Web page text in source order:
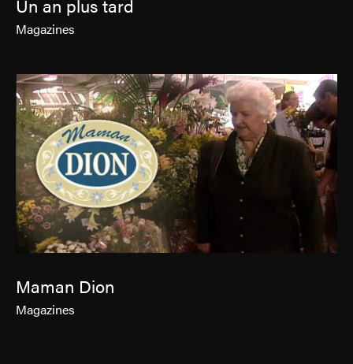
Magazines
Maman Dion
Magazines